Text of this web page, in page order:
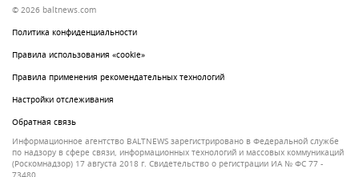
© 2026 baltnews.com
Политика конфиденциальности
Правила использования «cookie»
Правила применения рекомендательных технологий
Настройки отслеживания
Обратная связь
Информационное агентство BALTNEWS зарегистрировано в Федеральной службе
по надзору в сфере связи, информационных технологий и массовых коммуникаций
(Роскомнадзор) 17 августа 2018 г. Свидетельство о регистрации ИА № ФС 77 -